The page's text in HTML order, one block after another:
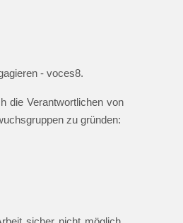
- voces8.
die Verantwortlichen von
zu gründen: